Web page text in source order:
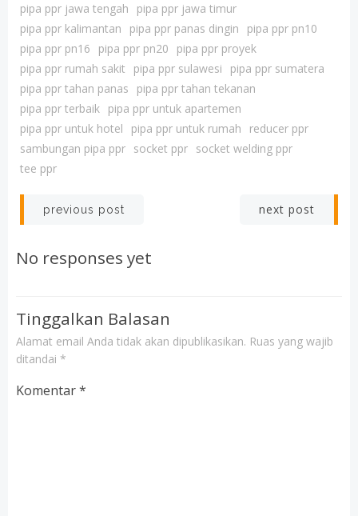
pipa ppr jawa tengah
pipa ppr jawa timur
pipa ppr kalimantan
pipa ppr panas dingin
pipa ppr pn10
pipa ppr pn16
pipa ppr pn20
pipa ppr proyek
pipa ppr rumah sakit
pipa ppr sulawesi
pipa ppr sumatera
pipa ppr tahan panas
pipa ppr tahan tekanan
pipa ppr terbaik pipa ppr untuk apartemen
pipa ppr untuk hotel
pipa ppr untuk rumah
reducer ppr
sambungan pipa ppr socket ppr socket welding ppr
tee ppr
Post
navigation
previous post next post
No responses yet
Tinggalkan Balasan
Alamat email Anda tidak akan dipublikasikan. Ruas yang wajib
ditandai *
Komentar*